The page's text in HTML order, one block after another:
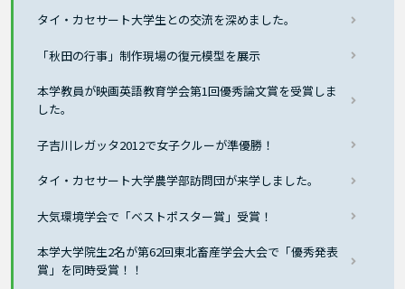
タイ・カセサート大学生との交流を深めました。
「秋田の行事」制作現場の復元模型を展示
本学教員が映画英語教育学会第1回優秀論文賞を受賞しま
した。
子吉川レガッタ2012で女子クルーが準優勝！
タイ・カセサート大学農学部訪問団が来学しました。
大気環境学会で「ベストポスター賞」受賞！
本学大学院生2名が第62回東北畜産学会大会で「優秀発表
賞」を同時受賞！！